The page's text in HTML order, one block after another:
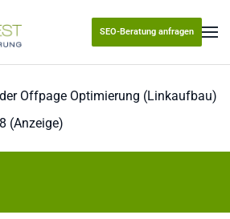
SEO-Beratung anfragen
Offpage Optimierung (Linkaufbau)
(Anzeige)